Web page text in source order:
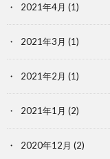
2021年4月 (1)
2021年3月 (1)
2021年2月 (1)
2021年1月 (2)
2020年12月 (2)